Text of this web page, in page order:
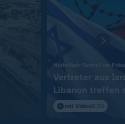
Hisbollah-Tunnel im
Vertreter aus
Libanon treffen
in Rom
mit Video0:51